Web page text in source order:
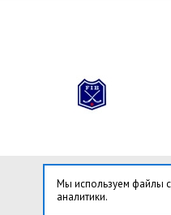
Мы используем файлы
аналитики.